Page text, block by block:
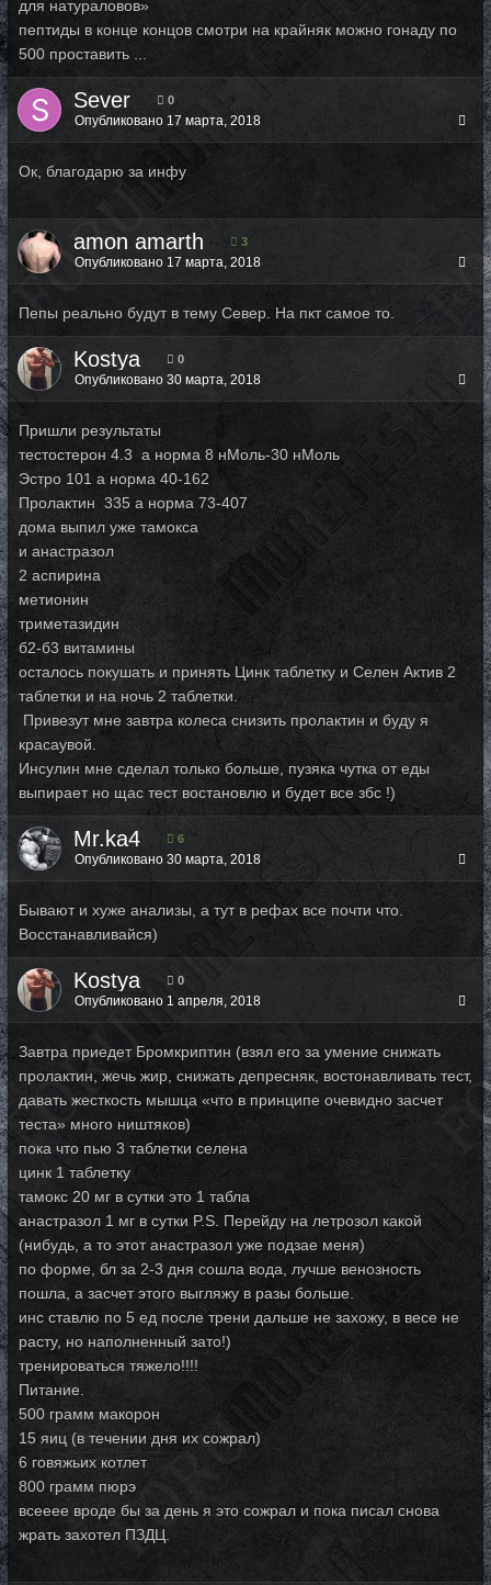
для натураловов»
пептиды в конце концов смотри на крайняк можно гонаду по
500 проставить ...
Sever 0
Опубликовано 17 марта, 2018
Ок, благодарю за инфу
amon amarth 3
Опубликовано 17 марта, 2018
Пепы реально будут в тему Север. На пкт самое то.
Kostya 0
Опубликовано 30 марта, 2018
Пришли результаты
тестостерон 4.3 а норма 8 нМоль-30 нМоль
Эстро 101 а норма 40-162
Пролактин 335 а норма 73-407
дома выпил уже тамокса
и анастразол
2 аспирина
метионин
триметазидин
б2-б3 витамины
осталось покушать и принять Цинк таблетку и Селен Актив 2
таблетки и на ночь 2 таблетки.
Привезут мне завтра колеса снизить пролактин и буду я
красаувой.
Инсулин мне сделал только больше, пузяка чутка от еды
выпирает но щас тест востановлю и будет все збс !)
Mr.ka4 6
Опубликовано 30 марта, 2018
Бывают и хуже анализы, а тут в рефах все почти что.
Восстанавливайся)
Kostya 0
Опубликовано 1 апреля, 2018
Завтра приедет Бромкриптин (взял его за умение снижать
пролактин, жечь жир, снижать депресняк, востонавливать тест,
давать жесткость мышца «что в принципе очевидно засчет
теста» много ништяков)
пока что пью 3 таблетки селена
цинк 1 таблетку
тамокс 20 мг в сутки это 1 табла
анастразол 1 мг в сутки P.S. Перейду на летрозол какой
(нибудь, а то этот анастразол уже подзае меня)
по форме, бл за 2-3 дня сошла вода, лучше венозность
пошла, а засчет этого выгляжу в разы больше.
инс ставлю по 5 ед после трени дальше не захожу, в весе не
расту, но наполненный зато!)
тренироваться тяжело!!!!
Питание.
500 грамм макорон
15 яиц (в течении дня их сожрал)
6 говяжьих котлет
800 грамм пюрэ
всееее вроде бы за день я это сожрал и пока писал снова
жрать захотел ПЗДЦ.